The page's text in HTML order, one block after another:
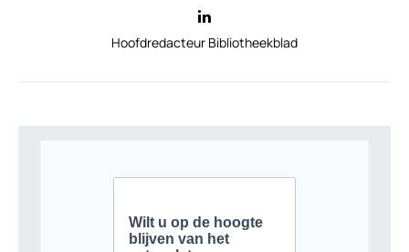
Hoofdredacteur Bibliotheekblad